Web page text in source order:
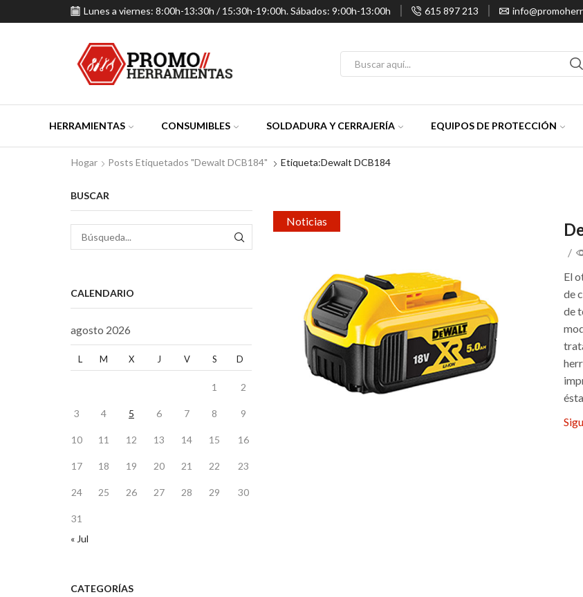
Lunes a viernes: 8:00h-13:30h / 15:30h-19:00h. Sábados: 9:00h-13:00h 615 897 213
HERRAMIENTAS CONSUMIBLES SOLDADURA Y CERRAJERÍA EQUIPOS DE PROTECCIÓN
Hogar Posts Etiquetados "Dewalt DCB184" Etiqueta:Dewalt DCB184
Noticias
/
El
de
de
BUSCAR
BÚSQUEDA
CALENDARIO
agosto 2026
L M X J V S D
1 2
3 4 5 6 7 8 9
10 11 12 13 14 15 16
17 18 19 20 21 22 23
24 25 26 27 28 29 30
31
« Jul
CATEGORÍAS